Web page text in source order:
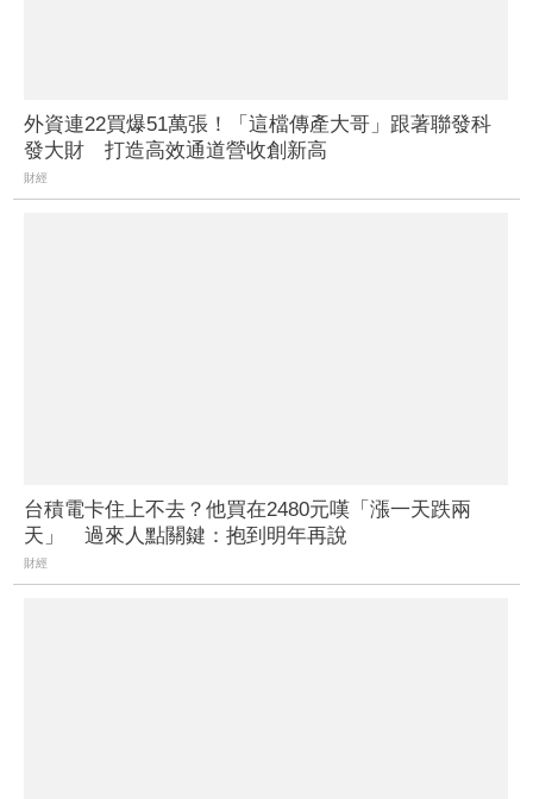
外資連22買爆51萬張！「這檔傳產大哥」跟著聯發科
發大財 打造高效通道營收創新高
財經
台積電卡住上不去？他買在2480元嘆「漲一天跌兩
天」 過來人點關鍵：抱到明年再說
財經